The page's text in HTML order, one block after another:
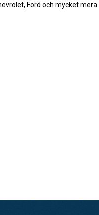
Ford och mycket mera.